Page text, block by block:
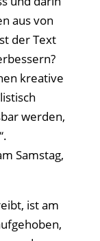
aus von
der Text
kreative
werden,
Samstag,
ist am